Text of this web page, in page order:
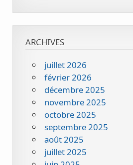
ARCHIVES
juillet 2026
février 2026
décembre 2025
novembre 2025
octobre 2025
septembre 2025
août 2025
juillet 2025